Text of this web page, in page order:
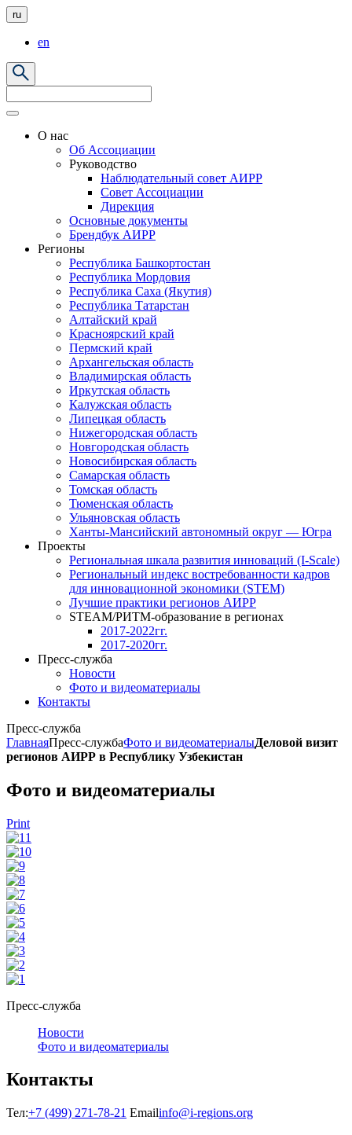
ru
en
О нас
Об Ассоциации
Руководство
Наблюдательный совет АИРР
Совет Ассоциации
Дирекция
Основные документы
Брендбук АИРР
Регионы
Республика Башкортостан
Республика Мордовия
Республика Саха (Якутия)
Республика Татарстан
Алтайский край
Красноярский край
Пермский край
Архангельская область
Владимирская область
Иркутская область
Калужская область
Липецкая область
Нижегородская область
Новгородская область
Новосибирская область
Самарская область
Томская область
Тюменская область
Ульяновская область
Ханты-Мансийский автономный округ — Югра
Проекты
Региональная шкала развития инноваций (I-Scale)
Региональный индекс востребованности кадров
для инновационной экономики (STEM)
Лучшие практики регионов АИРР
STEAM/РИТМ-образование в регионах
2017-2022гг.
2017-2020гг.
Пресс-служба
Новости
Фото и видеоматериалы
Контакты
Пресс-служба
ГлавнаяПресс-службаФото и видеоматериалыДеловой визит
регионов АИРР в Республику Узбекистан
Фото и видеоматериалы
Print
Пресс-служба
Новости
Фото и видеоматериалы
Контакты
Тел:+7 (499) 271-78-21 Emailinfo@i-regions.org